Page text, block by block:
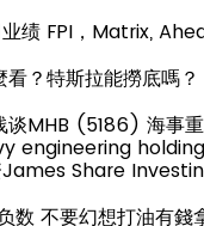
业绩 FPI，Matrix,
？特斯拉能撈底嗎？
MHB (5186) 海事
engineering
Share
数 不要幻想打油有錢